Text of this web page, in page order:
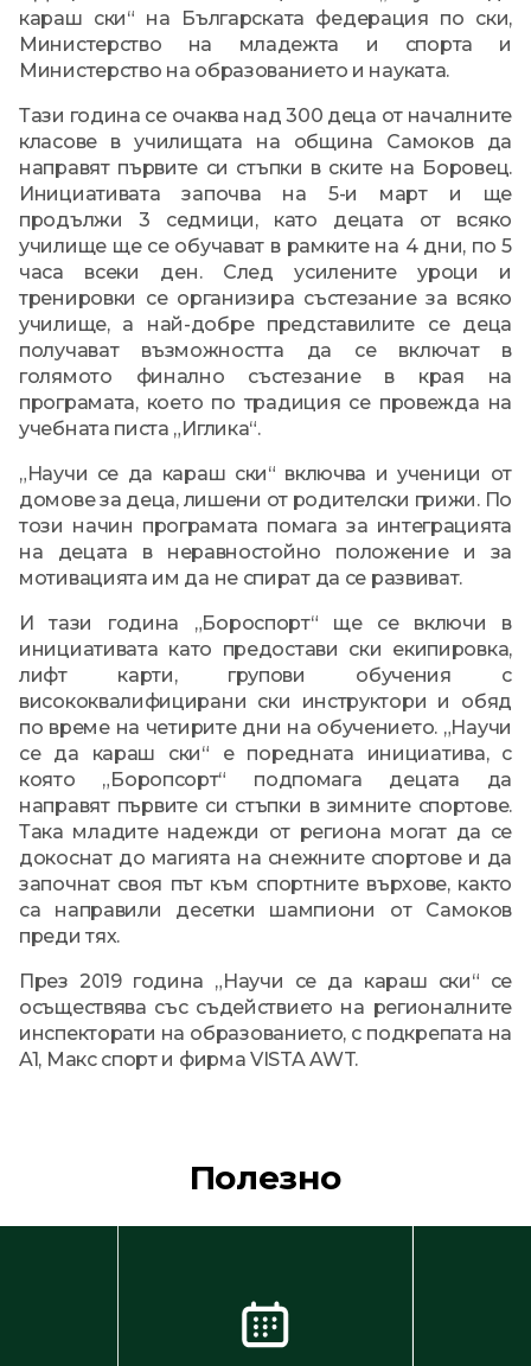
караш ски“ на Българската федерация по ски,
Министерство на младежта и спорта и
Министерство на образованието и науката.
Тази година се очаква над 300 деца от началните
класове в училищата на община Самоков да
направят първите си стъпки в ските на Боровец.
Инициативата започва на 5-и март и ще
продължи 3 седмици, като децата от всяко
училище ще се обучават в рамките на 4 дни, по 5
часа всеки ден. След усилените уроци и
тренировки се организира състезание за всяко
училище, а най-добре представилите се деца
получават възможността да се включат в
голямото финално състезание в края на
програмата, което по традиция се провежда на
учебната писта „Иглика“.
„Научи се да караш ски“ включва и ученици от
домове за деца, лишени от родителски грижи. По
този начин програмата помага за интеграцията
на децата в неравностойно положение и за
мотивацията им да не спират да се развиват.
И тази година „Бороспорт“ ще се включи в
инициативата като предостави ски екипировка,
лифт карти, групови обучения с
висококвалифицирани ски инструктори и обяд
по време на четирите дни на обучението. „Научи
се да караш ски“ е поредната инициатива, с
която „Боропсорт“ подпомага децата да
направят първите си стъпки в зимните спортове.
Така младите надежди от региона могат да се
докоснат до магията на снежните спортове и да
започнат своя път към спортните върхове, както
са направили десетки шампиони от Самоков
преди тях.
През 2019 година „Научи се да караш ски“ се
осъществява със съдействието на регионалните
инспекторати на образованието, с подкрепата на
A1, Макс спорт и фирма VISTA AWT.
Полезно